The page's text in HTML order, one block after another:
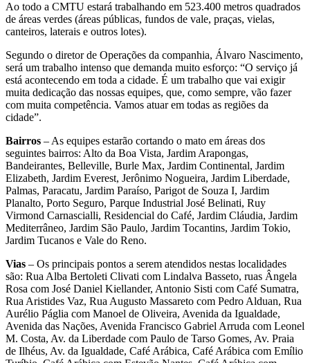
Ao todo a CMTU estará trabalhando em 523.400 metros quadrados
de áreas verdes (áreas públicas, fundos de vale, praças, vielas,
canteiros, laterais e outros lotes).
Segundo o diretor de Operações da companhia, Álvaro Nascimento,
será um trabalho intenso que demanda muito esforço: “O serviço já
está acontecendo em toda a cidade. É um trabalho que vai exigir
muita dedicação das nossas equipes, que, como sempre, vão fazer
com muita competência. Vamos atuar em todas as regiões da
cidade”.
Bairros – As equipes estarão cortando o mato em áreas dos
seguintes bairros: Alto da Boa Vista, Jardim Arapongas,
Bandeirantes, Belleville, Burle Max, Jardim Continental, Jardim
Elizabeth, Jardim Everest, Jerônimo Nogueira, Jardim Liberdade,
Palmas, Paracatu, Jardim Paraíso, Parigot de Souza I, Jardim
Planalto, Porto Seguro, Parque Industrial José Belinati, Ruy
Virmond Carnascialli, Residencial do Café, Jardim Cláudia, Jardim
Mediterrâneo, Jardim São Paulo, Jardim Tocantins, Jardim Tokio,
Jardim Tucanos e Vale do Reno.
Vias – Os principais pontos a serem atendidos nestas localidades
são: Rua Alba Bertoleti Clivati com Lindalva Basseto, ruas Ângela
Rosa com José Daniel Kiellander, Antonio Sisti com Café Sumatra,
Rua Aristides Vaz, Rua Augusto Massareto com Pedro Alduan, Rua
Aurélio Páglia com Manoel de Oliveira, Avenida da Igualdade,
Avenida das Nações, Avenida Francisco Gabriel Arruda com Leonel
M. Costa, Av. da Liberdade com Paulo de Tarso Gomes, Av. Praia
de Ilhéus, Av. da Igualdade, Café Arábica, Café Arábica com Emílio